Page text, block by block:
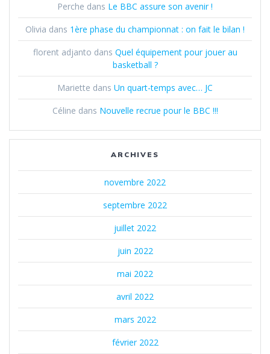
Perche dans Le BBC assure son avenir !
Olivia dans 1ère phase du championnat : on fait le bilan !
florent adjanto dans Quel équipement pour jouer au
basketball ?
Mariette dans Un quart-temps avec… JC
Céline dans Nouvelle recrue pour le BBC !!!
ARCHIVES
novembre 2022
septembre 2022
juillet 2022
juin 2022
mai 2022
avril 2022
mars 2022
février 2022